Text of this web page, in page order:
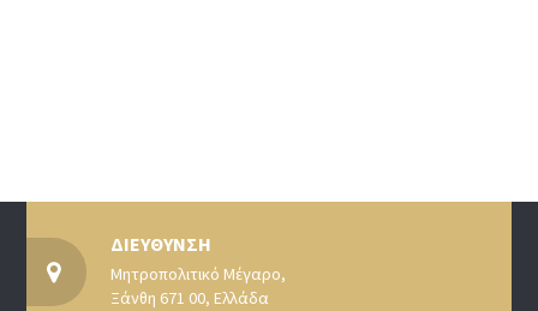
ΔΙΕΥΘΥΝΣΗ
Μητροπολιτικό Μέγαρο,
Ξάνθη 671 00, Ελλάδα